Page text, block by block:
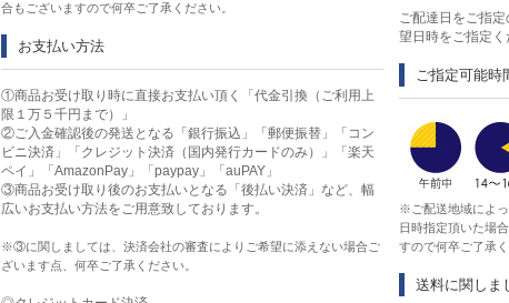
合もございますので何卒ご了承ください。
お支払い方法
①商品お受け取り時に直接お支払い頂く「代金引換（ご利用上
限１万５千円まで）」
②ご入金確認後の発送となる「銀行振込」「郵便振替」「コン
ビニ決済」「クレジット決済（国内発行カードのみ）」「楽天
ペイ」「AmazonPay」「paypay」「auPAY」
③商品お受け取り後のお支払いとなる「後払い決済」など、幅
広いお支払い方法をご用意致しております。
※③に関しましては、決済会社の審査によりご希望に添えない場合ご
ざいます点、何卒ご了承ください。
ご配達日をご指
望日時をご指定く
ご指定可能時
※ご配送地域によっ
日時指定頂いた場
すので何卒ご了承く
送料に関しま